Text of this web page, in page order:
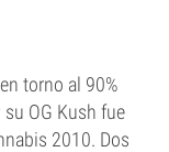
torno al 90%
OG Kush fue
2010. Dos